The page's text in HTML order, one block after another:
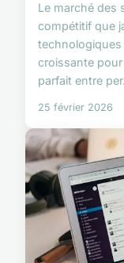
Le marché des
compétitif que
croissante
parfait entre
25 février 2026